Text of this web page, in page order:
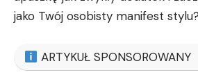
jako Twój osobisty manifest
ARTYKUŁ SPONSOROWANY